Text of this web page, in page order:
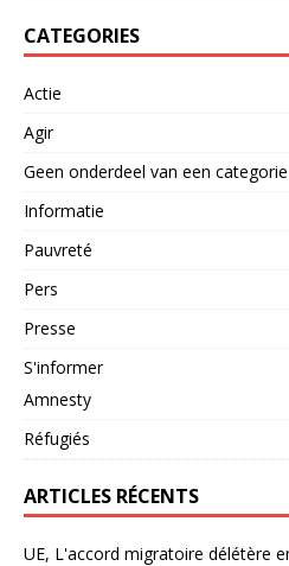
CATEGORIES
Actie
Agir
Geen onderdeel van een categorie
Informatie
Pauvreté
Pers
Presse
S'informer
Amnesty
Réfugiés
ARTICLES RÉCENTS
UE, L'accord migratoire délétère